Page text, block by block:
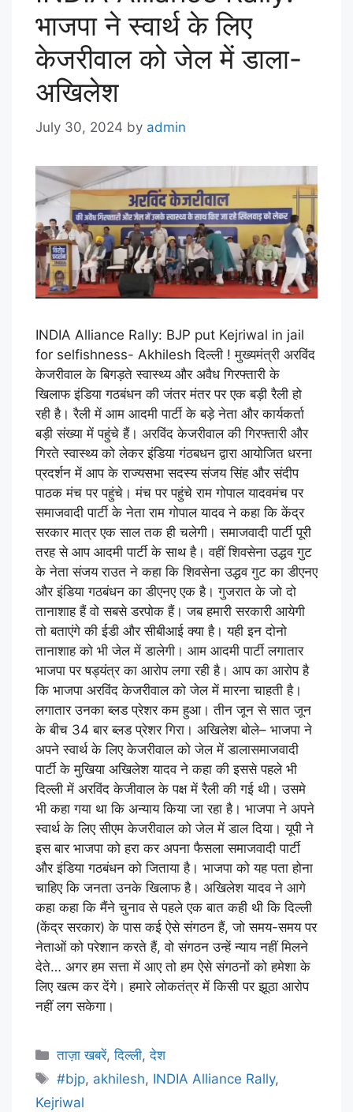
भाजपा ने स्वार्थ के लिए
केजरीवाल को जेल में डाला-
अखिलेश
July 30, 2024 by admin
INDIA Alliance Rally: BJP put Kejriwal in jail
for selfishness- Akhilesh दिल्ली ! मुख्यमंत्री अरविंद
केजरीवाल के बिगड़ते स्वास्थ्य और अवैध गिरफ्तारी के
खिलाफ इंडिया गठबंधन की जंतर मंतर पर एक बड़ी रैली हो
रही है। रैली में आम आदमी पार्टी के बड़े नेता और कार्यकर्ता
बड़ी संख्या में पहुंचे हैं। अरविंद केजरीवाल की गिरफ्तारी और
गिरते स्वास्थ्य को लेकर इंडिया गंठबधन द्वारा आयोजित धरना
प्रदर्शन में आप के राज्यसभा सदस्य संजय सिंह और संदीप
पाठक मंच पर पहुंचे। मंच पर पहुंचे राम गोपाल यादवमंच पर
समाजवादी पार्टी के नेता राम गोपाल यादव ने कहा कि केंद्र
सरकार मात्र एक साल तक ही चलेगी। समाजवादी पार्टी पूरी
तरह से आप आदमी पार्टी के साथ है। वहीं शिवसेना उद्धव गुट
के नेता संजय राउत ने कहा कि शिवसेना उद्धव गुट का डीएनए
और इंडिया गठबंधन का डीएनए एक है। गुजरात के जो दो
तानाशाह हैं वो सबसे डरपोक हैं। जब हमारी सरकारी आयेगी
तो बताएंगे की ईडी और सीबीआई क्या है। यही इन दोनो
तानाशाह को भी जेल में डालेगी। आम आदमी पार्टी लगातार
भाजपा पर षड्यंत्र का आरोप लगा रही है। आप का आरोप है
कि भाजपा अरविंद केजरीवाल को जेल में मारना चाहती है।
लगातार उनका ब्लड प्रेशर कम हुआ। तीन जून से सात जून
के बीच 34 बार ब्लड प्रेशर गिरा। अखिलेश बोले– भाजपा ने
अपने स्वार्थ के लिए केजरीवाल को जेल में डालासमाजवादी
पार्टी के मुखिया अखिलेश यादव ने कहा की इससे पहले भी
दिल्ली में अरविंद केजीवाल के पक्ष में रैली की गई थी। उसमे
भी कहा गया था कि अन्याय किया जा रहा है। भाजपा ने अपने
स्वार्थ के लिए सीएम केजरीवाल को जेल में डाल दिया। यूपी ने
इस बार भाजपा को हरा कर अपना फैसला समाजवादी पार्टी
और इंडिया गठबंधन को जिताया है। भाजपा को यह पता होना
चाहिए कि जनता उनके खिलाफ है। अखिलेश यादव ने आगे
कहा कहा कि मैंने चुनाव से पहले एक बात कही थी कि दिल्ली
(केंद्र सरकार) के पास कई ऐसे संगठन हैं, जो समय-समय पर
नेताओं को परेशान करते हैं, वो संगठन उन्हें न्याय नहीं मिलने
देते… अगर हम सत्ता में आए तो हम ऐसे संगठनों को हमेशा के
लिए खत्म कर देंगे। हमारे लोकतंत्र में किसी पर झूठा आरोप
नहीं लग सकेगा।
ताज़ा खबरें,दिल्ली,देश
#bjp, akhilesh, INDIA Alliance Rally,
Kejriwal